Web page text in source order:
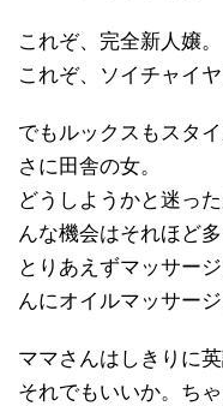
これぞ、完全新人嬢。
これぞ、ソイチャイ
でもルックスもスタ
さに田舎の女。
どうしようかと迷っ
んな機会はそれほど多
とりあえずマッサー
んにオイルマッサー
ママさんはしきりに
それでもいいか。ち